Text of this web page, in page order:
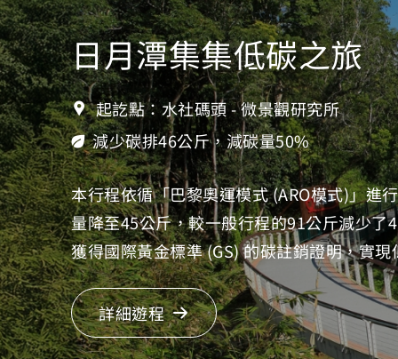
日月潭集集低碳之旅
起訖點：水社碼頭 - 微景觀研究所
減少碳排46公斤，減碳量50%
本行程依循「巴黎奧運模式 (ARO模式)」進
量降至45公斤，較一般行程的91公斤減少
獲得國際黃金標準 (GS) 的碳註銷證明，實
詳細遊程